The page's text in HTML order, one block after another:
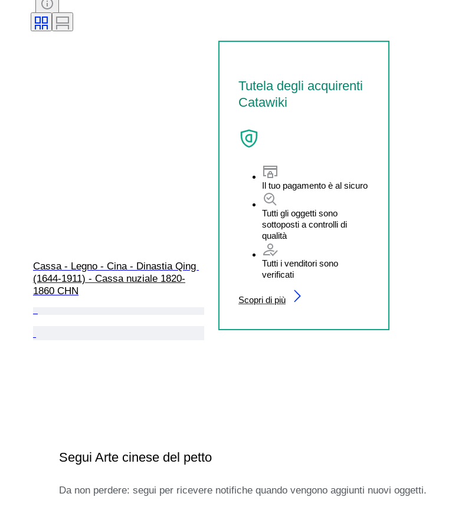
Cassa - Legno - Cina - Dinastia Qing
(1644-1911) - Cassa nuziale 1820-
1860 CHN
Tutela degli acquirenti
Catawiki
Il tuo pagamento è al sicuro
Tutti gli oggetti sono
sottoposti a controlli di
qualità
Tutti i venditori sono
verificati
Scopri di più
Segui Arte cinese del petto
Da non perdere: segui per ricevere notifiche quando vengono aggiunti nuovi oggetti.